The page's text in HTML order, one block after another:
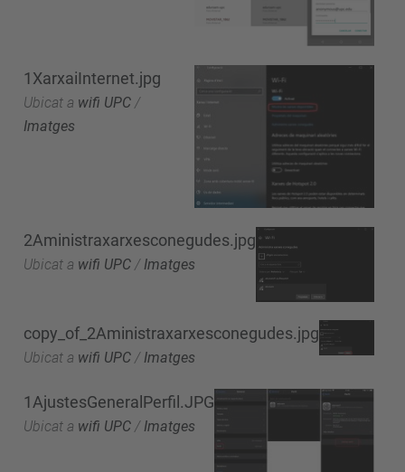
1XarxaiInternet.jpg
Ubicat a wifi UPC /
Imatges
2Aministraxarxesconegudes.jpg
Ubicat a wifi UPC / Imatges
copy_of_2Aministraxarxesconegudes.jpg
Ubicat a wifi UPC / Imatges
1AjustesGeneralPerfil.JPG
Ubicat a wifi UPC / Imatges